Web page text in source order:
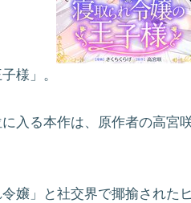
様」。
入る本作は、原作者の高宮
嬢」と社交界で揶揄された